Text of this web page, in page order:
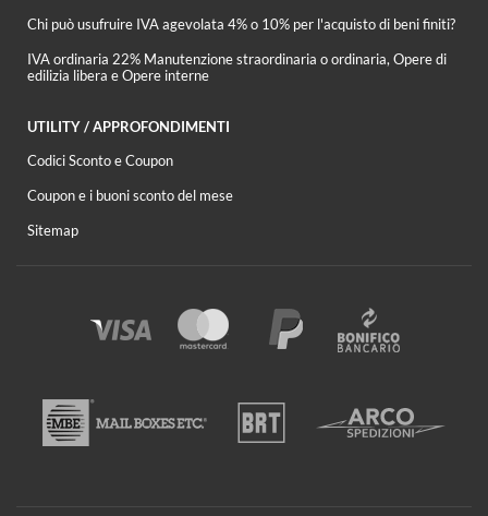
Chi può usufruire IVA agevolata 4% o 10% per l'acquisto di beni finiti?
IVA ordinaria 22% Manutenzione straordinaria o ordinaria, Opere di
edilizia libera e Opere interne
UTILITY / APPROFONDIMENTI
Codici Sconto e Coupon
Coupon e i buoni sconto del mese
Sitemap